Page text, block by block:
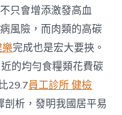
只會增添激發高血
風險，而肉類的高碳
完成也是宏大要挾。
的均勻食糧類花費碳
29.7員工診所 健檢
析，發明我國居平易